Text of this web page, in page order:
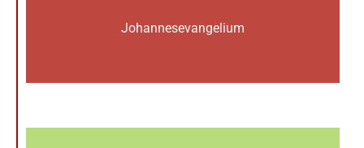
Johannes­­evangelium